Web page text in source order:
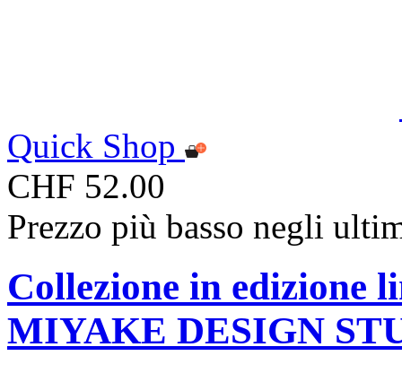
Quick Shop
CHF 52.00
Prezzo più basso negli
Collezione in edizione
MIYAKE DESIGN